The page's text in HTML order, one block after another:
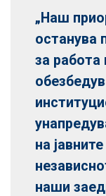
„Наш
останува
за работа
на
наши